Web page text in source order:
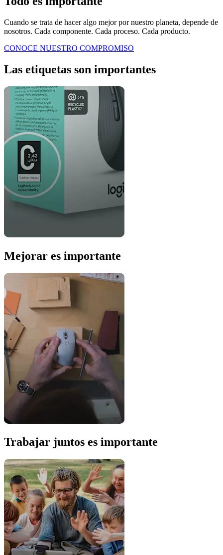
Cuando se trata de hacer algo mejor por nuestro planeta, depende de
nosotros. Cada componente. Cada proceso. Cada producto.
CONOCE NUESTRO COMPROMISO
Las etiquetas son importantes
Mejorar es importante
Trabajar juntos es importante